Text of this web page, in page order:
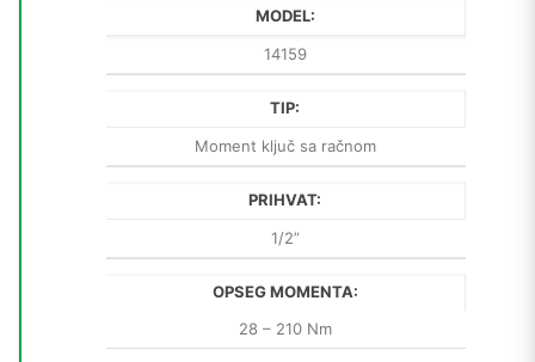
MODEL:
14159
TIP:
Moment ključ sa račnom
PRIHVAT:
1/2”
OPSEG MOMENTA:
28 – 210 Nm